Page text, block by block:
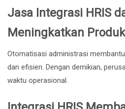
Jasa Integrasi HRIS
Meningkatkan
Otomatisasi administrasi
dan efisien. Dengan demikian,
waktu operasional.